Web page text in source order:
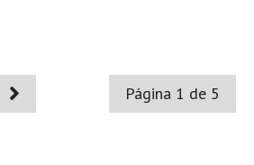
Página 1 de 5